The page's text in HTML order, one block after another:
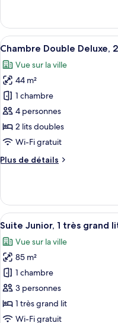
très
grand
lit,
vue
ville
le
type
de
Chambre
Deluxe,
très
grand
lit,
vue
ville
Afficher
toutes
les
photos
pour
ce
type
de
chambre :
Chambre
2
lits
doubles,
vue
ville
7
Chambre Double Deluxe,
Vue sur la ville
44 m²
1 chambre
4 personnes
2 lits doubles
Wi-Fi gratuit
Plus de détails
Plus
le
type
de
Chambre
Double
Deluxe,
2
lits
doubles,
vue
ville
Afficher
toutes
les
photos
pour
ce
type
de
7
Suite Junior, 1 très grand
Vue sur la ville
85 m²
1 chambre
3 personnes
1 très grand lit
Wi-Fi gratuit